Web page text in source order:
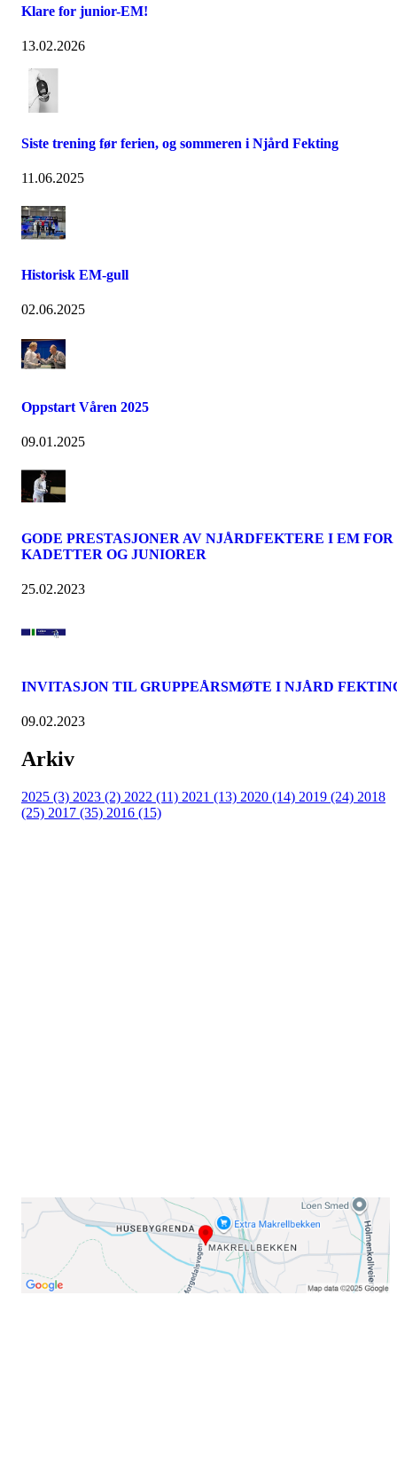
Klare for junior-EM!
13.02.2026
Siste trening før ferien, og sommeren i Njård Fekting
11.06.2025
Historisk EM-gull
02.06.2025
Oppstart Våren 2025
09.01.2025
GODE PRESTASJONER AV NJÅRDFEKTERE I EM FOR
KADETTER OG JUNIORER
25.02.2023
INVITASJON TIL GRUPPEÅRSMØTE I NJÅRD
09.02.2023
Arkiv
2025 (3) 2023 (2) 2022 (11) 2021 (13) 2020 (14) 2019 (24) 2018
(25) 2017 (35) 2016 (15)